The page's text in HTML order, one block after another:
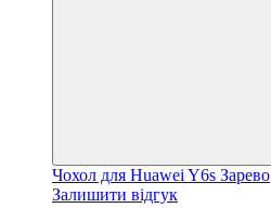
Чохол для Huawei Y6s Зарево
Залишити відгук